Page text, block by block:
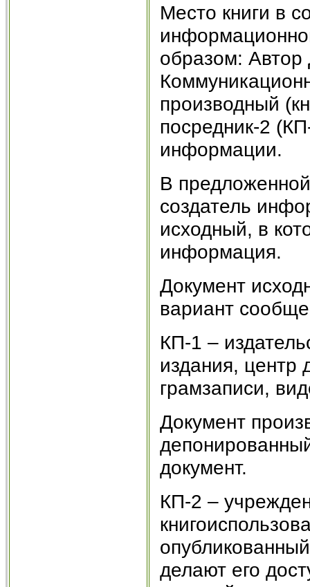
Место книги в
образом: Автор
производный
посредник-2
информации.
В
создатель
исходный, в
информация.
Документ
вариант
КП-1 –
издания, центр
грамзаписи,
Документ
документ.
КП-2 –
делают его